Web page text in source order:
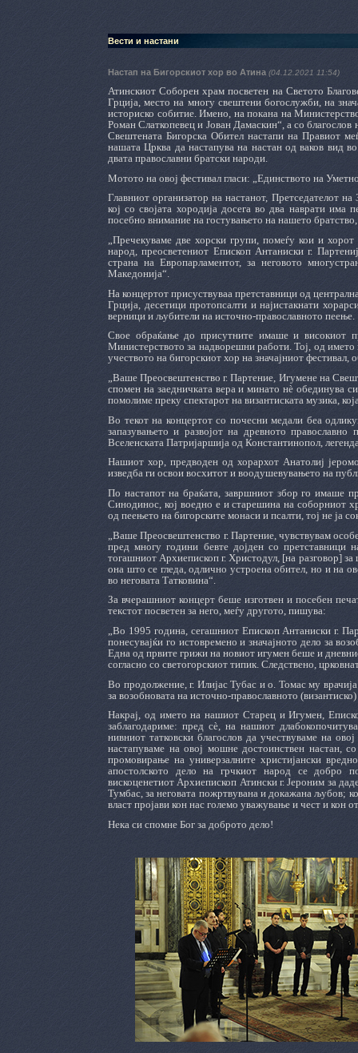
Вести и настани
Настап на Бигорскиот хор во Атина (04.12.2021 11:54)
Атинскиот Соборен храм посветен на Светото
Грција, место на многу свештени богослужби, на
историско собитие. Имено, на покана на
Роман Слаткопевец и Јован Дамаскин“, а со
Свештената Бигорска Обител настапи на Правиот
нашата Црква да настапува на настан од ваков вид
двата православни братски народи.
Мотото на овој фестивал гласи: „Единството на
Главниот организатор на настанот, Претседателот
кој со својата хородија досега во два наврати има
посебно внимание на гостувањето на нашето
„Пречекуваме две хорски групи, помеѓу кои и
народ, преосветениот Епископ Антаниски г.
страна на Европарламентот, за неговото
Македонија“.
На концертот присуствуваа претставници од
Грција, десетици протопсалти и најистакнати
верници и љубители на источно-православното пеење.
Свое обраќање до присутните имаше и високиот
Министерството за надворешни работи. Тој, од
учеството на бигорскиот хор на значајниот фестивал,
„Ваше Преосвештенство г. Партение, Игумене на
спомен на заедничката вера и минато нè обединува
помолиме преку спектарот на византиската музика,
Во текот на концертот со почесни медали беа
запазувањето и развојот на древното
Вселенската Патријаршија од Константинопол,
Нашиот хор, предводен од хорархот Анатолиј
изведба ги освои восхитот и воодушевувањето на
По настапот на браќата, завршниот збор го имаше
Синодинос, кој воедно е и старешина на соборниот
од пеењето на бигорските монаси и псалти, тој не ја
„Ваше Преосвештенство г. Партение, чувствувам
пред многу години бевте дојден со
тогашниот Архиепископ г. Христодул, [на разговор]
она што се гледа, одлично устроена обител, но и на
во неговата Татковина“.
За вчерашниот концерт беше изготвен и посебен
текстот посветен за него, меѓу другото, пишува:
„Во 1995 година, сегашниот Епископ Антаниски г.
понесувајќи го истовремено и значајното дело за
Една од првите грижи на новиот игумен беше и
согласно со светогорскиот типик. Следствено,
Во продолжение, г. Илијас Тубас и о. Томас му
за возобновата на источно-православното
Накрај, од името на нашиот Старец и Игумен,
заблагодариме: пред сè, на нашиот
нивниот татковски благослов да учествуваме на
настапуваме на овој мошне достоинствен настан,
промовирање на универзалните христијански
апостолското дело на грчкиот народ се добро
вискоценетиот Архиепископ Атински г. Јероним за
Тумбас, за неговата пожртвувана и докажана љубов;
власт пројави кон нас големо уважување и чест и кон
Нека си спомне Бог за доброто дело!